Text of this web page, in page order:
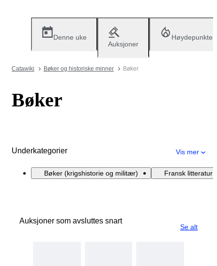
Denne uke
Auksjoner
Høydepunkter
Catawiki Bøker og historiske minner Bøker
Bøker
Underkategorier Vis mer
Bøker (krigshistorie og militær) Fransk litteratur
Auksjoner som avsluttes snart
Se alt